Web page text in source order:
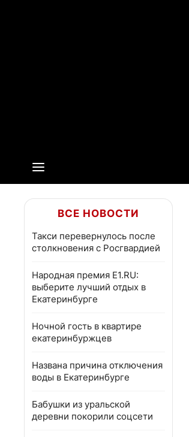
ВСЕ НОВОСТИ
Такси перевернулось после
столкновения с Росгвардией
Народная премия E1.RU:
выберите лучший отдых в
Екатеринбурге
Ночной гость в квартире
екатеринбуржцев
Названа причина отключения
воды в Екатеринбурге
Бабушки из уральской
деревни покорили соцсети